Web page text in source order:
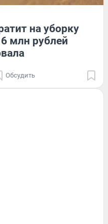
на уборку
млн рублей
Обсудить